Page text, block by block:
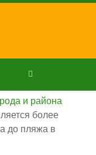
и района
более
до пляжа в